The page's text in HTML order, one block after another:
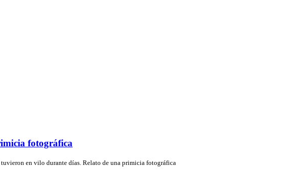
fotográfica
en vilo durante días. Relato de una primicia fotográfica